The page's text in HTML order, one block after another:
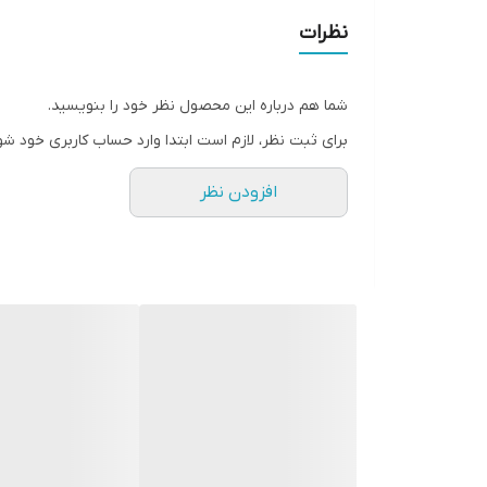
نظرات
شما هم درباره این محصول نظر خود را بنویسید.
برای ثبت نظر، لازم است ابتدا وارد حساب کاربری خود
افزودن نظر